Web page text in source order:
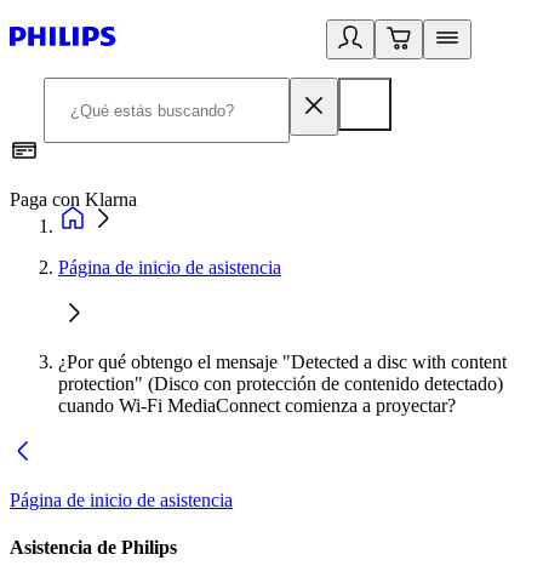
Paga con Klarna
Página de inicio de asistencia
¿Por qué obtengo el mensaje "Detected a disc with content
protection" (Disco con protección de contenido detectado)
cuando Wi-Fi MediaConnect comienza a proyectar?
Página de inicio de asistencia
Asistencia de Philips